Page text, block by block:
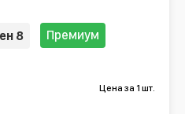
8 Премиум
Цена за 1 шт.